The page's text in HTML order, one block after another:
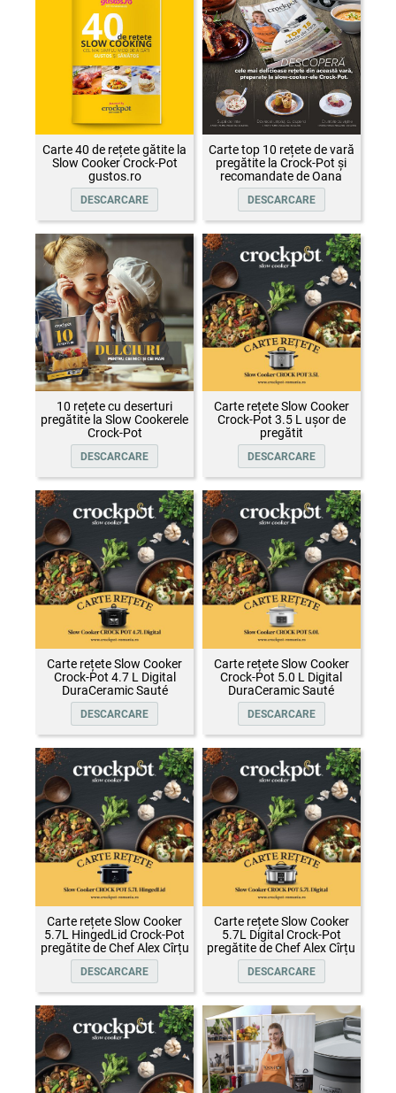
Carte 40 de rețete gătite la
Slow Cooker Crock-Pot
gustos.ro
DESCARCARE
Carte top 10 rețete de vară
pregătite la Crock-Pot și
recomandate de Oana
Țepelin
DESCARCARE
10 rețete cu deserturi
pregătite la Slow Cookerele
Crock-Pot
DESCARCARE
Carte rețete Slow Cooker
Crock-Pot 3.5 L ușor de
pregătit
DESCARCARE
Carte rețete Slow Cooker
Crock-Pot 4.7 L Digital
DuraCeramic Sauté
DESCARCARE
Carte rețete Slow Cooker
Crock-Pot 5.0 L Digital
DuraCeramic Sauté
DESCARCARE
Carte rețete Slow Cooker
5.7L HingedLid Crock-Pot
pregătite de Chef Alex Cîrțu
DESCARCARE
Carte rețete Slow Cooker
5.7L Digital Crock-Pot
pregătite de Chef Alex Cîrțu
DESCARCARE